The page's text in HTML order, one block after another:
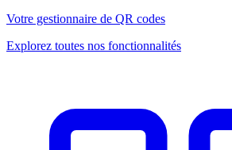
Votre gestionnaire de QR codes
Explorez toutes nos fonctionnalités